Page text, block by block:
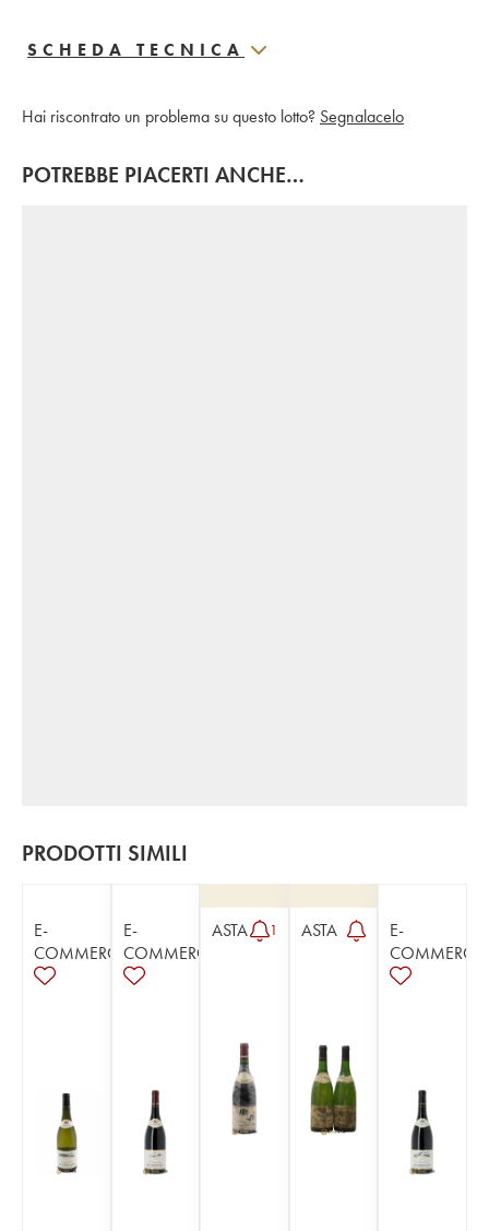
SCHEDA TECNICA
Hai riscontrato un problema su questo lotto? Segnalacelo
POTREBBE PIACERTI ANCHE…
PRODOTTI SIMILI
E-
COMMERCE
E-
COMMERCE
ASTA 1 ASTA
E-
COMMERCE